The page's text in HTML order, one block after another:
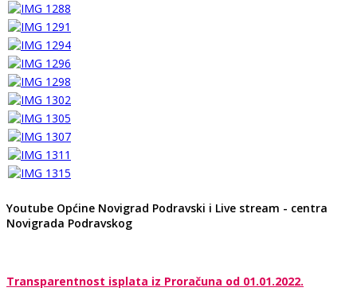
Youtube Općine Novigrad Podravski i Live stream - centra
Novigrada Podravskog
Transparentnost isplata iz Proračuna od 01.01.2022.